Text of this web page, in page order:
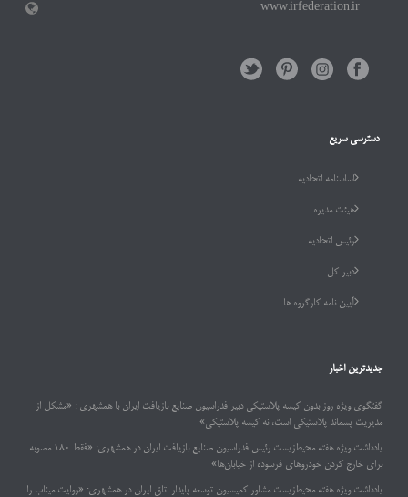
www.irfederation.ir
دسترسی سریع
اساسنامه اتحادیه
هیئت مدیره
رئیس اتحادیه
دبیر کل
آیین نامه کارگروه ها
جدیدترین اخبار
گفتگوی ویژه روز بدون کیسه پلاستیکی دبیر فدراسیون صنایع بازیافت ایران با همشهری : «مشکل از
مدیریت پسماند پلاستیکی است، نه کیسه پلاستیکی»
یادداشت ویژه هفته محیط‌زیست رئیس فدراسیون صنایع بازیافت ایران در همشهری: «فقط ۱۸۰ مصوبه
برای خارج کردن خودروهای فرسوده از خیابان‌ها»
یادداشت ویژه هفته محیط‌زیست مشاور کمیسیون توسعه پایدار اتاق ایران در همشهری: «روایت میناب را